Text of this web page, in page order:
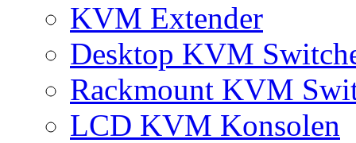
KVM Extender
Desktop KVM
Rackmount KVM
LCD KVM Konsolen